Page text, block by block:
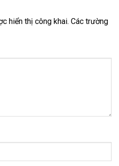
hiển thị công khai. Các trường